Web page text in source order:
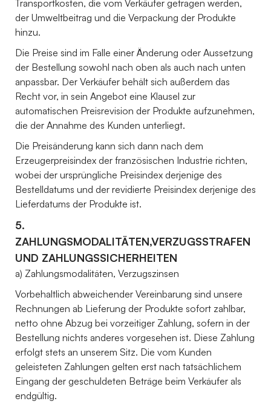
Transportkosten, die vom Verkäufer getragen werden,
der Umweltbeitrag und die Verpackung der Produkte
hinzu.
Die Preise sind im Falle einer Änderung oder Aussetzung
der Bestellung sowohl nach oben als auch nach unten
anpassbar. Der Verkäufer behält sich außerdem das
Recht vor, in sein Angebot eine Klausel zur
automatischen Preisrevision der Produkte aufzunehmen,
die der Annahme des Kunden unterliegt.
Die Preisänderung kann sich dann nach dem
Erzeugerpreisindex der französischen Industrie richten,
wobei der ursprüngliche Preisindex derjenige des
Bestelldatums und der revidierte Preisindex derjenige des
Lieferdatums der Produkte ist.
5.
ZAHLUNGSMODALITÄTEN,VERZUGSSTRAFEN
UND ZAHLUNGSSICHERHEITEN
a) Zahlungsmodalitäten, Verzugszinsen
Vorbehaltlich abweichender Vereinbarung sind unsere
Rechnungen ab Lieferung der Produkte sofort zahlbar,
netto ohne Abzug bei vorzeitiger Zahlung, sofern in der
Bestellung nichts anderes vorgesehen ist. Diese Zahlung
erfolgt stets an unserem Sitz. Die vom Kunden
geleisteten Zahlungen gelten erst nach tatsächlichem
Eingang der geschuldeten Beträge beim Verkäufer als
endgültig.